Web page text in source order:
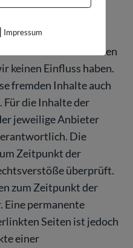
zu externen Webseiten
keinen Einfluss haben.
fremden Inhalte auch
Für die Inhalte der
jeweilige Anbieter
Die
Zeitpunkt der
überprüft.
zum Zeitpunkt der
Eine permanente
Seiten ist jedoch
einer
Impressum